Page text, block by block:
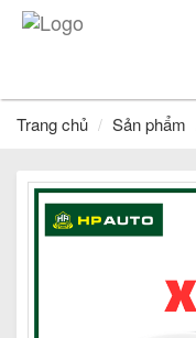
Trang chủ Sản phẩm